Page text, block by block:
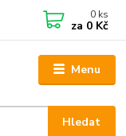
Menu
Hledat
0 ks
za 0 Kč